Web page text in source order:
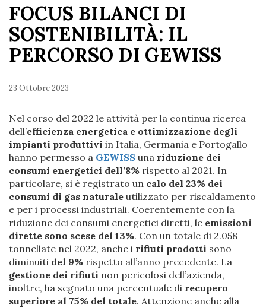
FOCUS BILANCI DI
SOSTENIBILITÀ: IL
PERCORSO DI GEWISS
23 Ottobre 2023
Nel corso del 2022 le attività per la continua ricerca
dell’efficienza energetica e ottimizzazione degli
impianti produttivi in Italia, Germania e Portogallo
hanno permesso a GEWISS una riduzione dei
consumi energetici dell’8% rispetto al 2021. In
particolare, si è registrato un calo del 23% dei
consumi di gas naturale utilizzato per riscaldamento
e per i processi industriali. Coerentemente con la
riduzione dei consumi energetici diretti, le emissioni
dirette sono scese del 13%. Con un totale di 2.058
tonnellate nel 2022, anche i rifiuti prodotti sono
diminuiti del 9% rispetto all’anno precedente. La
gestione dei rifiuti non pericolosi dell’azienda,
inoltre, ha segnato una percentuale di recupero
superiore al 75% del totale. Attenzione anche alla